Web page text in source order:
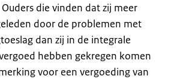
Ouders die vinden dat zij meer
door de problemen met
dan zij in de integrale
hebben gekregen komen
voor een vergoeding van